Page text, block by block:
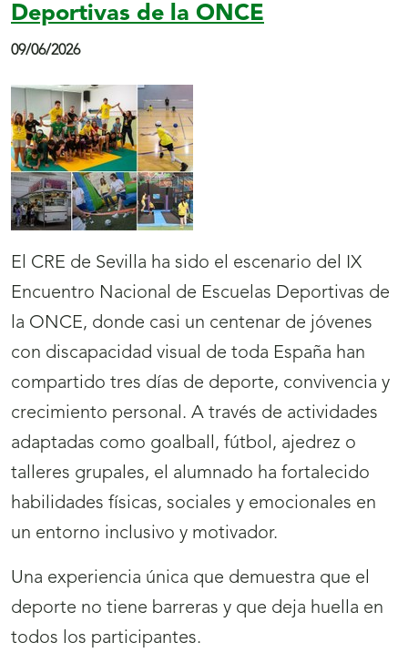
Deportivas de la ONCE
09/06/2026
El CRE de Sevilla ha sido el escenario del IX
Encuentro Nacional de Escuelas Deportivas de
la ONCE, donde casi un centenar de jóvenes
con discapacidad visual de toda España han
compartido tres días de deporte, convivencia y
crecimiento personal. A través de actividades
adaptadas como goalball, fútbol, ajedrez o
talleres grupales, el alumnado ha fortalecido
habilidades físicas, sociales y emocionales en
un entorno inclusivo y motivador.
Una experiencia única que demuestra que el
deporte no tiene barreras y que deja huella en
todos los participantes.